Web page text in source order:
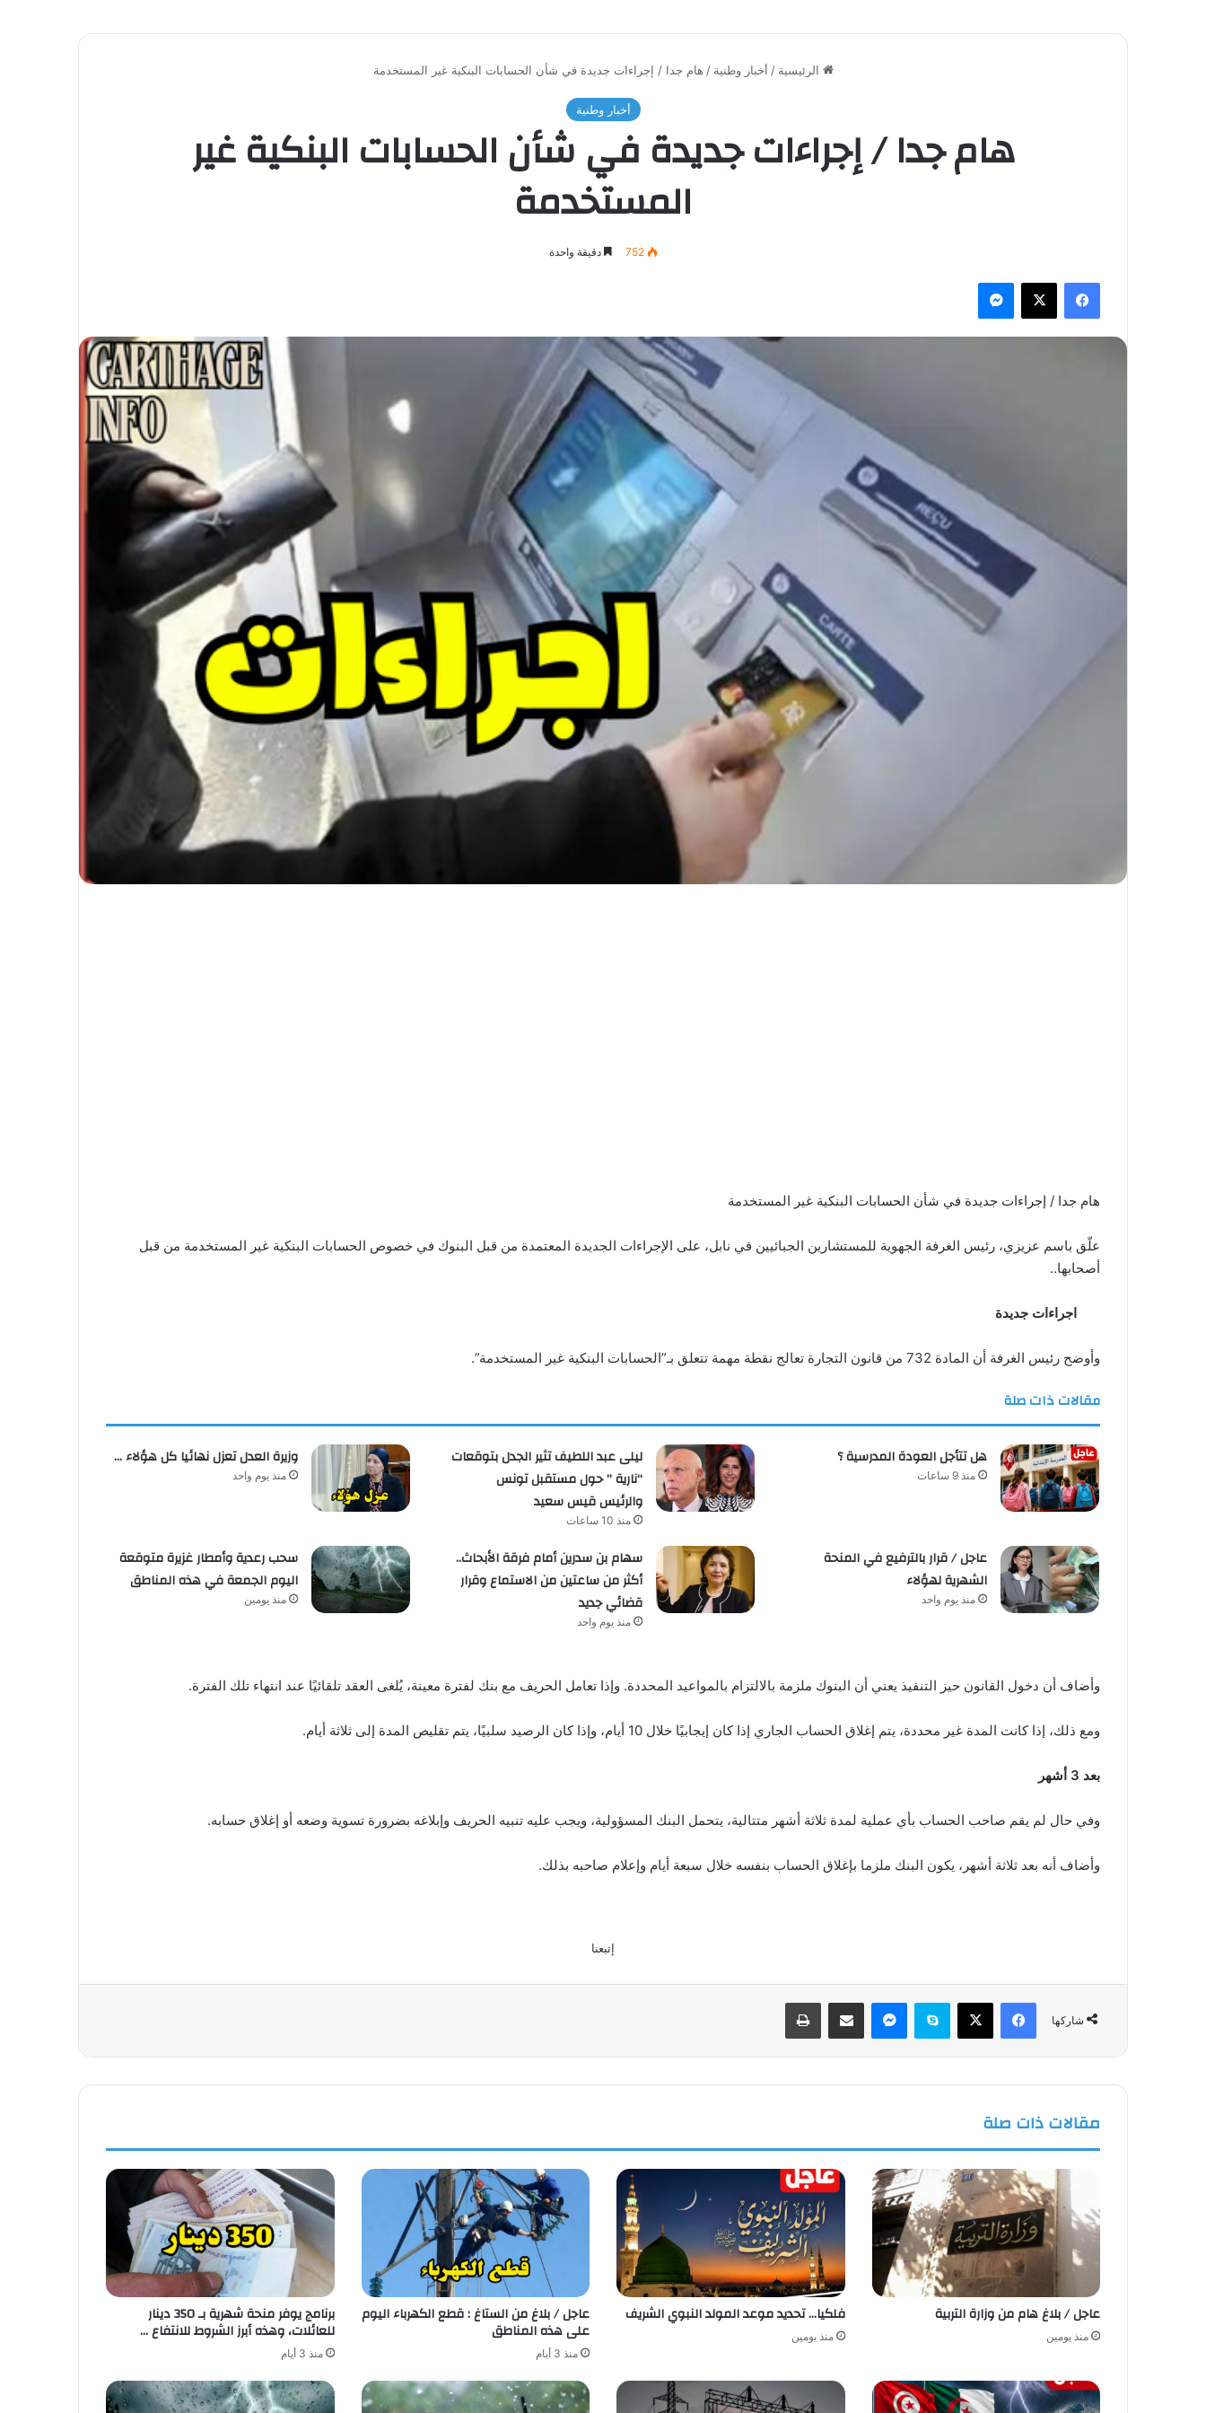
الرئيسية / أخبار وطنية / هام جدا / إجراءات جديدة في شأن الحسابات البنكية غير المستخدمة
أخبار وطنية
هام جدا / إجراءات جديدة في شأن الحسابات البنكية غير
المستخدمة
752 دقيقة واحدة
فيسبوك
هام جدا / إجراءات جديدة في شأن الحسابات البنكية غير المستخدمة
علّق باسم عزيزي، رئيس الغرفة الجهوية للمستشارين الجبائيين في نابل، على الإجراءات الجديدة المعتمدة من قبل البنوك في خصوص الحسابات البنكية غير المستخدمة من قبل
أصحابها..
اجراءات جديدة
وأوضح رئيس الغرفة أن المادة 732 من قانون التجارة تعالج نقطة مهمة تتعلق بـ”الحسابات البنكية غير المستخدمة”.
مقالات ذات صلة
هل تتأجل العودة المدرسية ؟
منذ 9 ساعات
ليلى عبد اللطيف تثير الجدل بتوقعات
“نارية ” حول مستقبل تونس
والرئيس قيس سعيد
منذ 10 ساعات
وزيرة العدل تعزل نهائيا كل هؤلاء …
منذ يوم واحد
عاجل / قرار بالترفيع في المنحة
الشهرية لهؤلاء
منذ يوم واحد
سهام بن سدرين أمام فرقة الأبحاث..
أكثر من ساعتين من الاستماع وقرار
قضائي جديد
منذ يوم واحد
سحب رعدية وأمطار غزيرة متوقعة
اليوم الجمعة في هذه المناطق
منذ يومين
وأضاف أن دخول القانون حيز التنفيذ يعني أن البنوك ملزمة بالالتزام بالمواعيد المحددة. وإذا تعامل الحريف مع بنك لفترة معينة، يُلغى العقد تلقائيًا عند انتهاء تلك الفترة.
ومع ذلك، إذا كانت المدة غير محددة، يتم إغلاق الحساب الجاري إذا كان إيجابيًا خلال 10 أيام، وإذا كان الرصيد سلبيًا، يتم تقليص المدة إلى ثلاثة أيام.
بعد 3 أشهر
وفي حال لم يقم صاحب الحساب بأي عملية لمدة ثلاثة أشهر متتالية، يتحمل البنك المسؤولية، ويجب عليه تنبيه الحريف وإبلاغه بضرورة تسوية وضعه أو إغلاق حسابه.
وأضاف أنه بعد ثلاثة أشهر، يكون البنك ملزما بإغلاق الحساب بنفسه خلال سبعة أيام وإعلام صاحبه بذلك.
إتبعنا
شاركها
فيسبوك سكايب
مقالات ذات صلة
عاجل / بلاغ هام من وزارة التربية
منذ يومين
فلكيا… تحديد موعد المولد النبوي الشريف
منذ يومين
عاجل / بلاغ من الستاغ : قطع الكهرباء اليوم
على هذه المناطق
منذ 3 أيام
برنامج يوفر منحة شهرية بـ 350 دينار
للعائلات، وهذه أبرز الشروط للانتفاع …
منذ 3 أيام